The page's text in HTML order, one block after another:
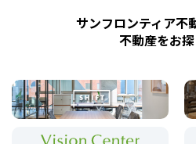
サンフロンティア不
不動産をお